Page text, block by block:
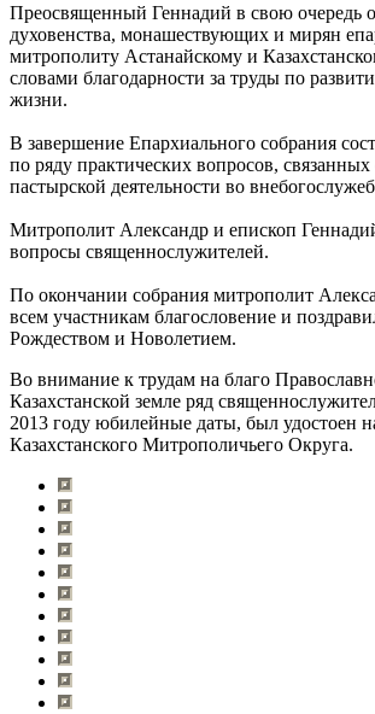
Преосвященный Геннадий в свою очередь
духовенства, монашествующих и мирян
митрополиту Астанайскому и
словами благодарности за труды по
жизни.
В завершение Епархиального собрания
по ряду практических вопросов, связанных
пастырской деятельности во
Митрополит Александр и епископ
вопросы священнослужителей.
По окончании собрания митрополит
всем участникам благословение и
Рождеством и Новолетием.
Во внимание к трудам на благо
Казахстанской земле ряд
2013 году юбилейные даты, был удостоен
Казахстанского Митрополичьего Округа.